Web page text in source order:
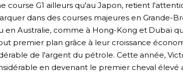
course G1 ailleurs qu'au Japon, retient
dans des courses majeures en Grande-
en Australie, comme à Hong-Kong et Dubaï
premier plan grâce à leur croissance
de l'argent du pétrole. Cette année,
en devenant le premier cheval élevé